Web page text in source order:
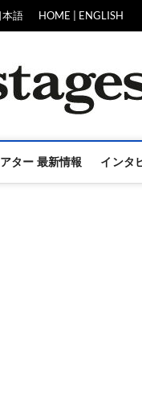
本語 HOME | ENGLISH
ター 最新情報 インタ